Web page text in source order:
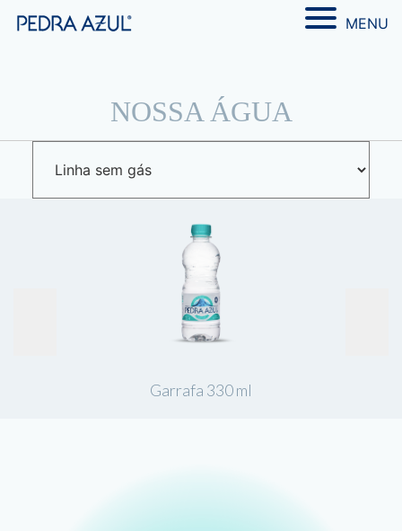
MENU
NOSSA ÁGUA
Garrafa 330 ml